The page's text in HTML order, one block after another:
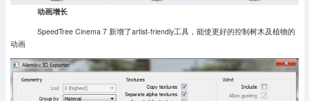
动画增长
SpeedTree Cinema 7 新增了artist-friendly工具，能使更好的控制树木及植物的
动画